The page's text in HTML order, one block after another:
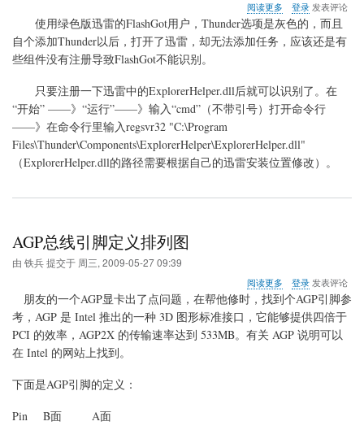
阅读更多
于
FlashGot
插
能
识
别
色
版
迅
登录发表评论
使用绿色版迅雷的FlashGot用户，Thunder选项是灰色的，而且
自个添加Thunder以后，打开了迅雷，却无法添加任务， 应该还是有
些组件没有注册导致FlashGot不能识别。
只要注册一下迅雷中的ExplorerHelper.dll后就可以识别了。在
“开始” ——》“运行”——》输入“cmd”（不带引号）打开命令行
——》在命令行里输入regsvr32 "C:\Program
Files\Thunder\Components\ExplorerHelper\ExplorerHelper.dll"
（ExplorerHelper.dll的路径需要根据自己的迅雷安装位置修改）。
AGP总线引脚定义排列图
由 铁兵提交于 周三, 2009-05-27 09:39
阅读更多
于
AGP
总
线
登录发表评论
朋友的一个AGP显卡出了点问题，在帮他修时，找到个AGP引脚参
考，AGP 是 Intel 推出的一种 3D 图形标准接口，它能够提供四倍于
PCI 的效率，AGP2X 的传输速率达到 533MB。有关 AGP 说明可以
在 Intel 的网站上找到。
下面是AGP引脚的定义：
Pin B面 A面